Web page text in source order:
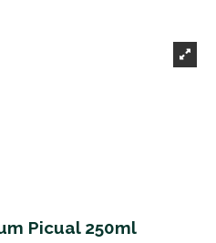
Picual 250ml